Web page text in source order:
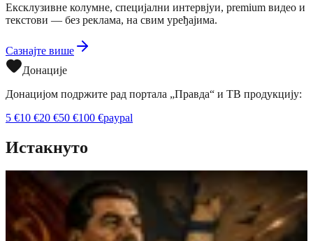
Ексклузивне колумне, специјални интервјуи, premium видео и
текстови — без реклама, на свим уређајима.
Сазнајте више
Донације
Донацијом подржите рад портала „Правда“ и ТВ продукцију:
5 €10 €20 €50 €100 €paypal
Истакнуто